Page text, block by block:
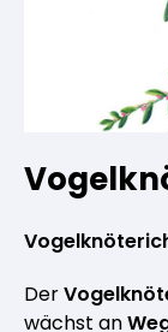
Der
wächst an